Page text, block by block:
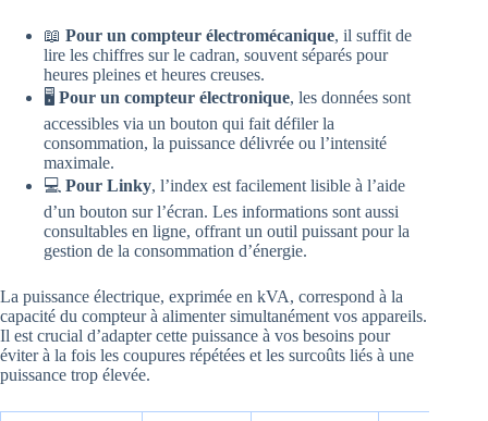
📖 Pour un compteur électromécanique, il suffit de
lire les chiffres sur le cadran, souvent séparés pour
heures pleines et heures creuses.
🖥️ Pour un compteur électronique, les données sont
accessibles via un bouton qui fait défiler la
consommation, la puissance délivrée ou l’intensité
maximale.
💻 Pour Linky, l’index est facilement lisible à l’aide
d’un bouton sur l’écran. Les informations sont aussi
consultables en ligne, offrant un outil puissant pour la
gestion de la consommation d’énergie.
La puissance électrique, exprimée en kVA, correspond à la
capacité du compteur à alimenter simultanément vos appareils.
Il est crucial d’adapter cette puissance à vos besoins pour
éviter à la fois les coupures répétées et les surcoûts liés à une
puissance trop élevée.